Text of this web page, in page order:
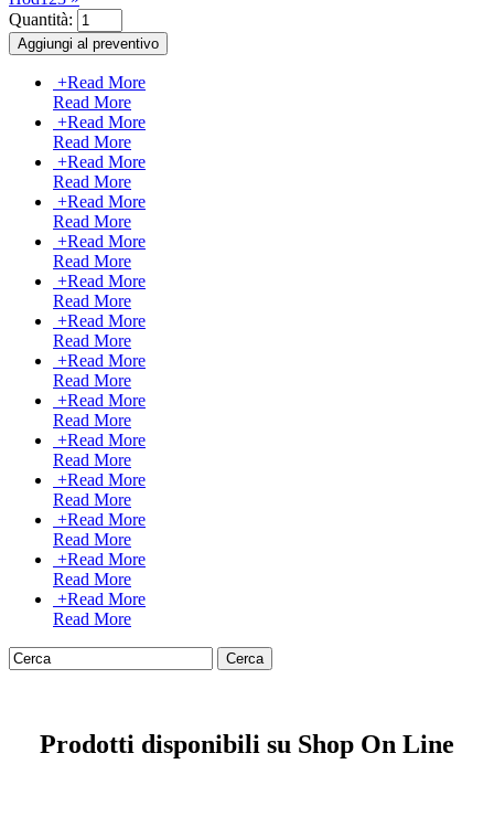
Quantità:
+Read More
Read More
+Read More
Read More
+Read More
Read More
+Read More
Read More
+Read More
Read More
+Read More
Read More
+Read More
Read More
+Read More
Read More
+Read More
Read More
+Read More
Read More
+Read More
Read More
+Read More
Read More
+Read More
Read More
+Read More
Read More
Prodotti disponibili su Shop On Line